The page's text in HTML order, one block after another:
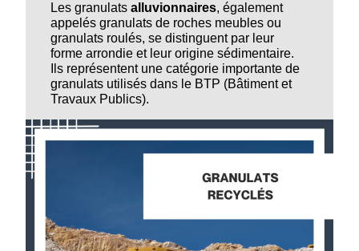
Les granulats alluvionnaires, également
appelés granulats de roches meubles ou
granulats roulés, se distinguent par leur
forme arrondie et leur origine sédimentaire.
Ils représentent une catégorie importante de
granulats utilisés dans le BTP (Bâtiment et
Travaux Publics).